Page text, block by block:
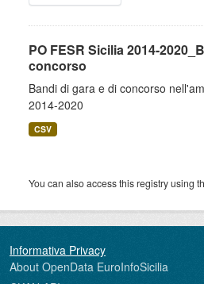
PO FESR Sicilia 2014-
concorso
Bandi di gara e di concorso
2014-2020
CSV
You can also access this registry using
About OpenData EuroInfoSicilia